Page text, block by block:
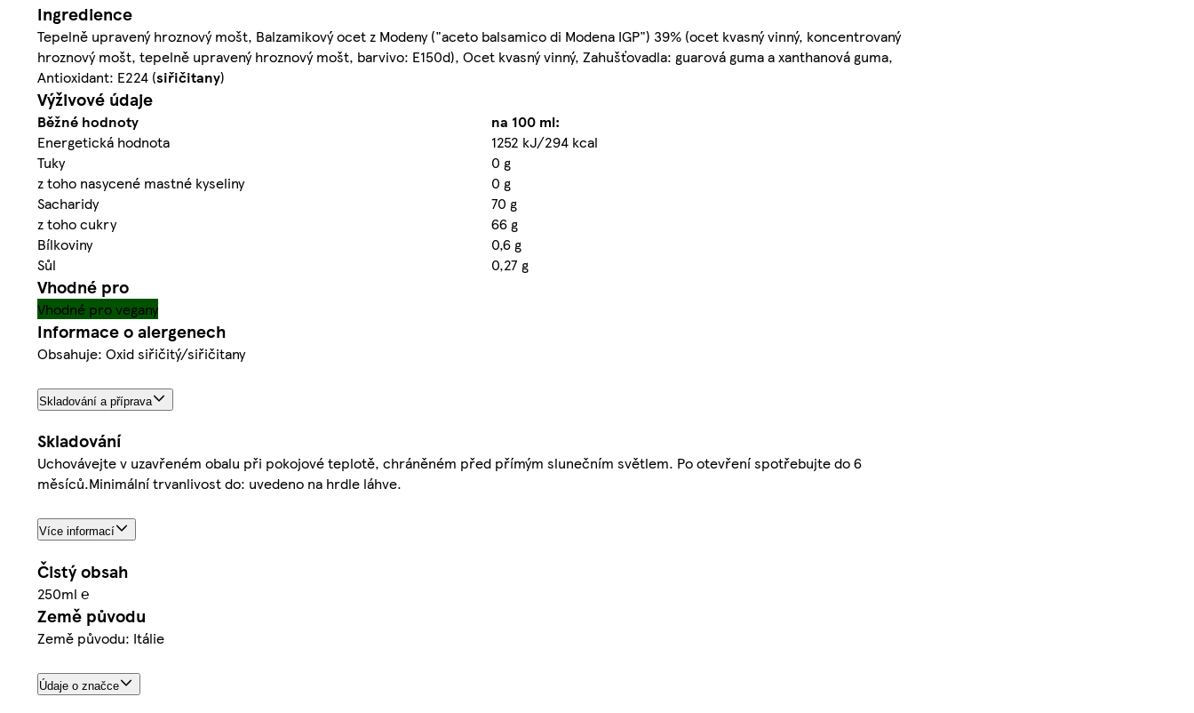
Ingredience
Tepelně upravený hroznový mošt, Balzamikový ocet z Modeny ("aceto balsamico di Modena IGP") 39% (ocet kvasný vinný, koncentrovaný
hroznový mošt, tepelně upravený hroznový mošt, barvivo: E150d), Ocet kvasný vinný, Zahušťovadla: guarová guma a xanthanová guma,
Antioxidant: E224 (siřičitany)
Výživové údaje
Běžné hodnoty
na 100 ml:
Energetická hodnota
1252 kJ/294 kcal
Tuky
0 g
z toho nasycené mastné kyseliny
0 g
Sacharidy
70 g
z toho cukry
66 g
Bílkoviny
0,6 g
Sůl
0,27 g
Vhodné pro
Vhodné pro vegany
Informace o alergenech
Obsahuje: Oxid siřičitý/siřičitany
Skladování a příprava
Skladování
Uchovávejte v uzavřeném obalu při pokojové teplotě, chráněném před přímým slunečním světlem. Po otevření spotřebujte do 6
měsíců.Minimální trvanlivost do: uvedeno na hrdle láhve.
Více informací
Čistý obsah
250ml ℮
Země původu
Země původu: Itálie
Údaje o značce